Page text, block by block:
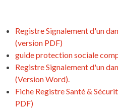
Registre Signalement d'un
(version PDF)
guide protection sociale
Registre Signalement d'un
(Version Word).
Fiche Registre Santé &
PDF)